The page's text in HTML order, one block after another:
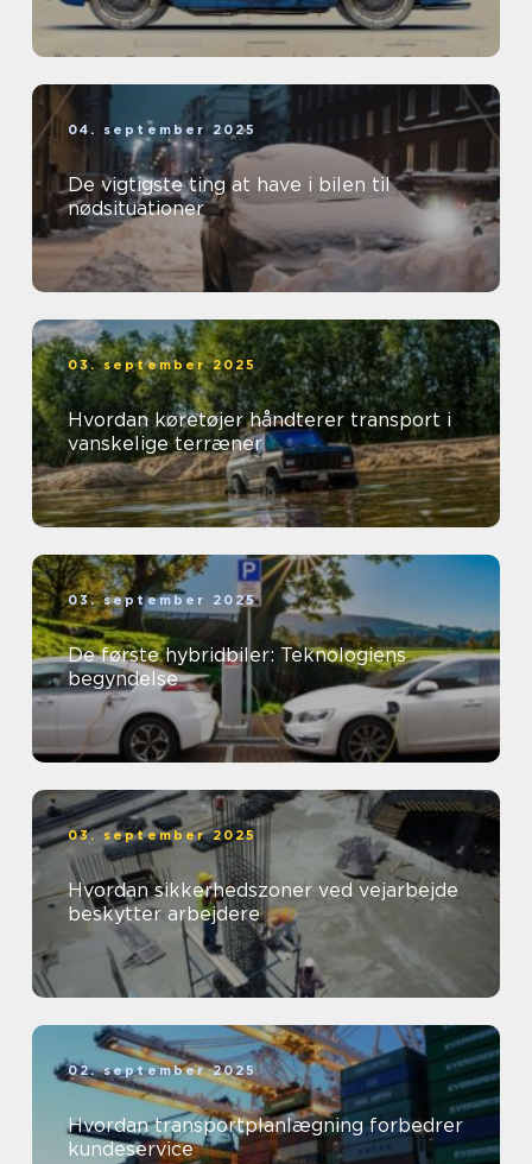
04. september 2025
De vigtigste ting at have i bilen til
nødsituationer
03. september 2025
Hvordan køretøjer håndterer transport i
vanskelige terræner
03. september 2025
De første hybridbiler: Teknologiens
begyndelse
03. september 2025
Hvordan sikkerhedszoner ved vejarbejde
beskytter arbejdere
02. september 2025
Hvordan transportplanlægning forbedrer
kundeservice